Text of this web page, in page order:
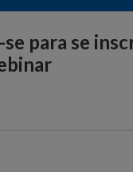
para se